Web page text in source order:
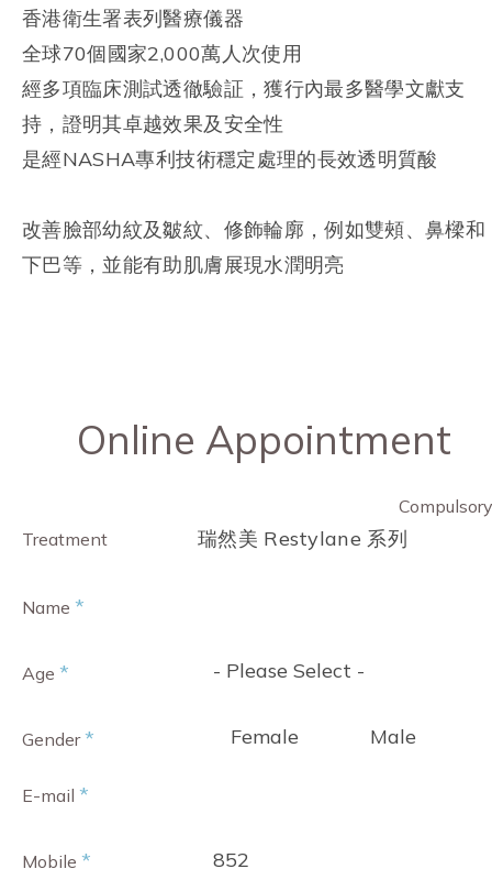
香港衛生署表列醫療儀器
全球70個國家2,000萬人次使用
經多項臨床測試透徹驗証，獲行內最多醫學文獻支
持，證明其卓越效果及安全性
是經NASHA專利技術穩定處理的長效透明質酸
改善臉部幼紋及皺紋、修飾輪廓，例如雙頰、鼻樑和
下巴等，並能有助肌膚展現水潤明亮
Online Appointment
Treatment
瑞然美 Restylane 系列
Name *
Age * - Please Select -
Gender * Female Male
E-mail *
Mobile * 852